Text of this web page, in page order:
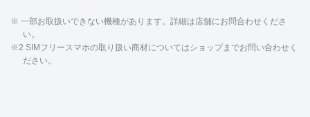
※ 一部お取扱いできない機種があります。詳細は店舗にお問合わせくださ
い。
※2 SIMフリースマホの取り扱い商材についてはショップまでお問い合わせく
ださい。